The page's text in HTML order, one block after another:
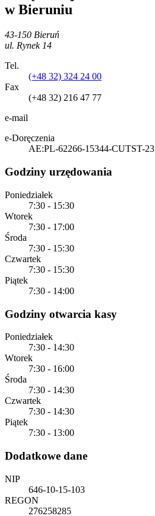
w Bieruniu
43-150 Bieruń
ul. Rynek 14
Tel.
(+48 32) 324 24 00
Fax
(+48 32) 216 47 77
e-mail
e-Doręczenia
AE:PL-62266-15344-CUTST-23
Godziny urzędowania
Poniedziałek
7:30 - 15:30
Wtorek
7:30 - 17:00
Środa
7:30 - 15:30
Czwartek
7:30 - 15:30
Piątek
7:30 - 14:00
Godziny otwarcia kasy
Poniedziałek
7:30 - 14:30
Wtorek
7:30 - 16:00
Środa
7:30 - 14:30
Czwartek
7:30 - 14:30
Piątek
7:30 - 13:00
Dodatkowe dane
NIP
646-10-15-103
REGON
276258285